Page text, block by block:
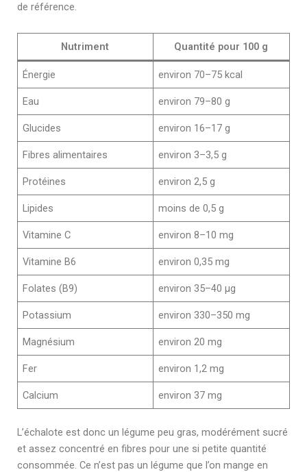
de référence.
Nutriment Quantité pour 100 g
Énergie environ 70–75 kcal
Eau environ 79–80 g
Glucides environ 16–17 g
Fibres alimentaires environ 3–3,5 g
Protéines environ 2,5 g
Lipides moins de 0,5 g
Vitamine C environ 8–10 mg
Vitamine B6 environ 0,35 mg
Folates (B9) environ 35–40 µg
Potassium environ 330–350 mg
Magnésium environ 20 mg
Fer environ 1,2 mg
Calcium environ 37 mg
L’échalote est donc un légume peu gras, modérément sucré
et assez concentré en fibres pour une si petite quantité
consommée. Ce n’est pas un légume que l’on mange en